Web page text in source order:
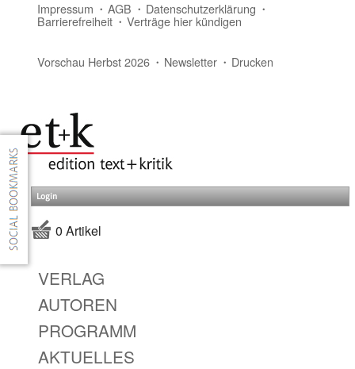
Impressum AGB Datenschutzerklärung
Barrierefreiheit Verträge hier kündigen
Vorschau Herbst 2026 Newsletter Drucken
Login
0 Artikel
VERLAG
AUTOREN
PROGRAMM
AKTUELLES